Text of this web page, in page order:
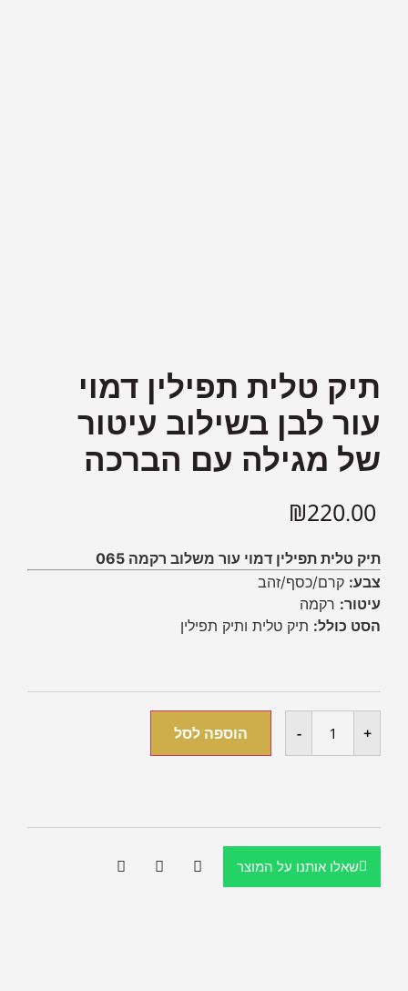
תיק טלית תפילין דמוי
עור לבן בשילוב עיטור
של מגילה עם הברכה
₪220.00
תיק טלית תפילין דמוי עור משלוב רקמה 065
צבע: קרם/כסף/זהב
עיטור: רקמה
הסט כולל: תיק טלית ותיק תפילין
- + הוספה לסל
שאלו אותנו על המוצר